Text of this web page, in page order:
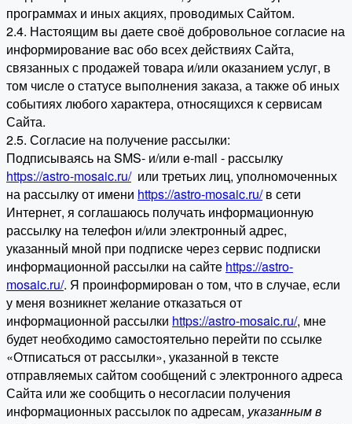
программах и иных акциях, проводимых Сайтом.
2.4. Настоящим вы даете своё добровольное согласие на
информирование вас обо всех действиях Сайта,
связанных с продажей товара и/или оказанием услуг, в
том числе о статусе выполнения заказа, а также об иных
событиях любого характера, относящихся к сервисам
Сайта.
2.5. Согласие на получение рассылки:
Подписываясь на SMS- и/или e-mail - рассылку
https://astro-mosaic.ru/или третьих лиц, уполномоченных
на рассылку от имени https://astro-mosaic.ru/в сети
Интернет, я соглашаюсь получать информационную
рассылку на телефон и/или электронный адрес,
указанный мной при подписке через сервис подписки
информационной рассылки на сайте https://astro-
mosaic.ru/. Я проинформирован о том, что в случае, если
у меня возникнет желание отказаться от
информационной рассылки https://astro-mosaic.ru/, мне
будет необходимо самостоятельно перейти по ссылке
«Отписаться от рассылки», указанной в тексте
отправляемых сайтом сообщений с электронного адреса
Сайта или же сообщить о несогласии получения
информационных рассылок по адресам, указанным в